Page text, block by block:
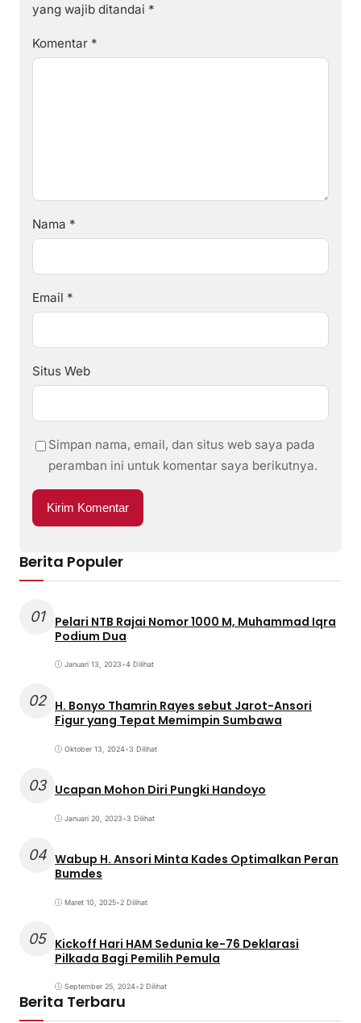
yang wajib ditandai *
Komentar *
Nama *
Email *
Situs Web
Simpan nama, email, dan situs web saya pada
peramban ini untuk komentar saya berikutnya.
Berita Populer
01
Pelari NTB Rajai Nomor 1000 M, Muhammad Iqra
Podium Dua
Januari 13, 2023•4 Dilihat
02 H. Bonyo Thamrin Rayes sebut Jarot-Ansori
Figur yang Tepat Memimpin Sumbawa
Oktober 13, 2024•3 Dilihat
03 Ucapan Mohon Diri Pungki Handoyo
Januari 20, 2023•3 Dilihat
04 Wabup H. Ansori Minta Kades Optimalkan Peran
Bumdes
Maret 10, 2025•2 Dilihat
05 Kickoff Hari HAM Sedunia ke-76 Deklarasi
Pilkada Bagi Pemilih Pemula
September 25, 2024•2 Dilihat
Berita Terbaru